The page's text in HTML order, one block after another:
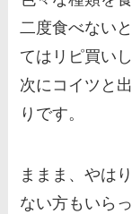
二度食べない
てはリピ買い
次にコイツと
りです。
ままま、やは
ない方もいら